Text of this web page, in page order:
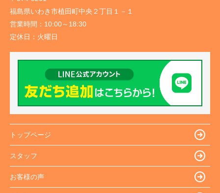
福島県いわき市植田町中央２丁目１－１
営業時間： 10:00～18:30
定休日： 火曜日
トップページ
スタッフ
お客様の声